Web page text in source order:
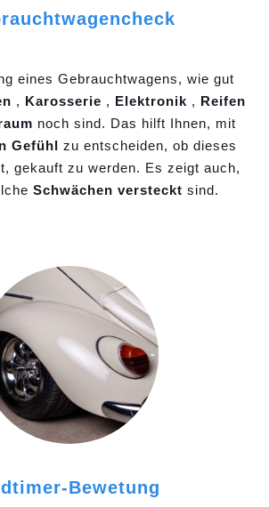
eines Gebrauchtwagens, wie gut
, Karosserie , Elektronik , Reifen
noch sind. Das hilft Ihnen, mit
Gefühl zu entscheiden, ob dieses
gekauft zu werden. Es zeigt auch,
Schwächen versteckt sind.
Bewetung